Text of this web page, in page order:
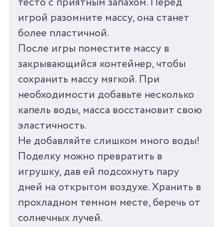
игрой разомните массу, она станет
более пластичной.
После игры поместите массу в
закрывающийся контейнер, чтобы
сохранить массу мягкой. При
необходимости добавьте несколько
капель воды, масса восстановит свою
эластичность.
Не добавляйте слишком много воды!
Поделку можно превратить в
игрушку, дав ей подсохнуть пару
дней на открытом воздухе. Хранить в
прохладном темном месте, беречь от
солнечных лучей.
Wildberries